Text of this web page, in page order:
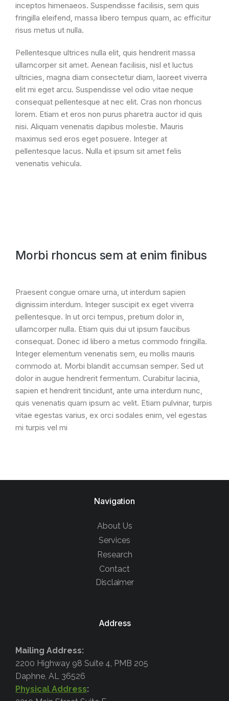
inceptos himenaeos. Suspendisse facilisis, sem quis
fringilla eleifend, massa libero tempus quam, ac efficitur
risus metus ut nulla.
Pellentesque ultrices nulla elit, quis hendrerit massa
ullamcorper sit amet. Aenean facilisis, nisl et luctus
ultricies, magna diam consectetur diam, laoreet viverra
elit mi eget arcu. Suspendisse vel odio vitae neque
consequat pellentesque at nec elit. Cras non rhoncus
lorem. Etiam et eros non purus pharetra auctor id quis
nisi. Aliquam venenatis dapibus molestie. Mauris
maximus sed eros eget posuere. Integer at
pellentesque lacus. Nulla et ipsum sit amet felis
venenatis vehicula.
Morbi rhoncus sem at enim finibus
Praesent congue ornare urna, ut interdum sapien
dignissim interdum. Integer suscipit ex eget viverra
pellentesque. In ut orci tempus, pretium dolor in,
ullamcorper nulla. Etiam quis dui ut ipsum faucibus
consequat. Donec id libero a metus commodo fringilla.
Integer elementum venenatis sem, eu mollis mauris
commodo at. Morbi blandit accumsan semper. Sed ut
dolor in augue hendrerit fermentum. Curabitur lacinia,
sapien et hendrerit tincidunt, ante urna interdum nunc,
quis venenatis quam ipsum ac velit. Etiam pulvinar, turpis
vitae egestas varius, ex orci sodales enim, vel egestas
mi turpis vel mi
Navigation
About Us
Services
Research
Contact
Disclaimer
Address
Mailing Address:
2200 Highway 98 Suite 4, PMB 205
Daphne, AL 36526
Physical Address: